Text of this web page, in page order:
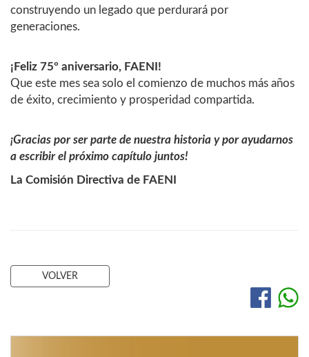
construyendo un legado que perdurará por
generaciones.
¡Feliz 75º aniversario, FAENI!
Que este mes sea solo el comienzo de muchos más años
de éxito, crecimiento y prosperidad compartida.
¡Gracias por ser parte de nuestra historia y por ayudarnos
a escribir el próximo capítulo juntos!
La Comisión Directiva de FAENI
VOLVER